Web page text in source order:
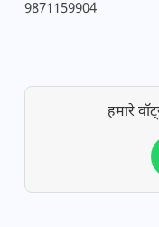
9871159904
हमारे